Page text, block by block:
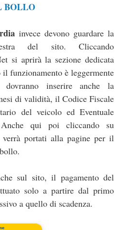
BOLLO
invece devono guardare la
del sito. Cliccando
si aprirà la sezione dedicata
funzionamento è leggermente
inserire anche la
di validità, il Codice Fiscale
del veicolo ed Eventuale
qui poi cliccando su
portati alla pagine per il
sul sito, il pagamento del
solo a partire dal primo
a quello di scadenza.